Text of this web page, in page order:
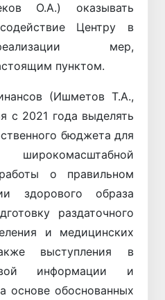
О.А.) оказывать
Центру в
мер,
пунктом.
(Ишметов Т.А.,
с 2021 года выделять
бюджета для
о правильном
здорового образа
раздаточного
и медицинских
выступления в
информации и
основе обоснованных